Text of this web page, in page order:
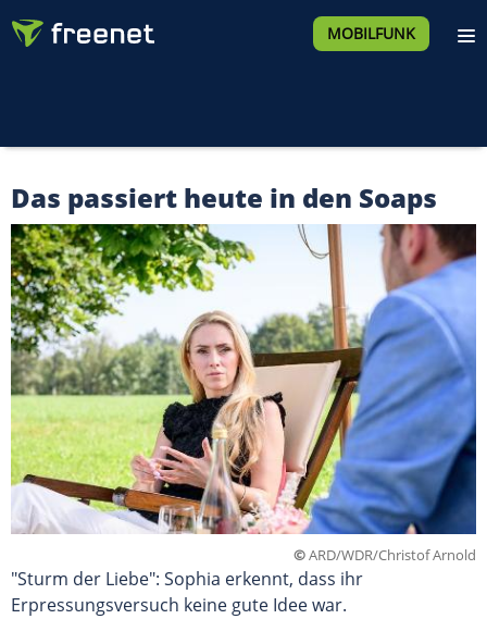
MOBILFUNK
Das passiert heute in den Soaps
©ARD/WDR/Christof Arnold
"Sturm der Liebe": Sophia erkennt, dass ihr
Erpressungsversuch keine gute Idee war.